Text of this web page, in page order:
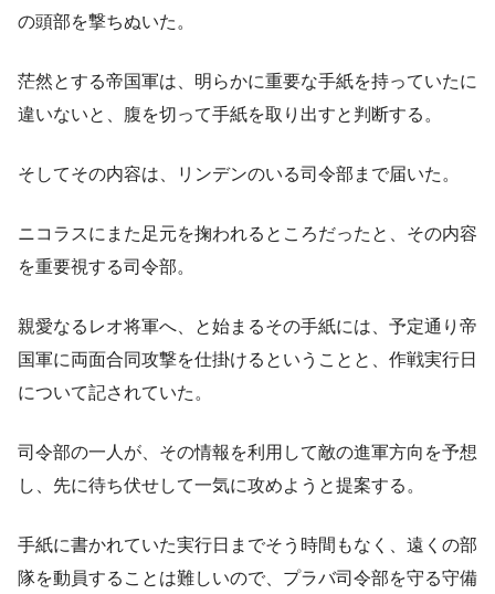
の頭部を撃ちぬいた。
茫然とする帝国軍は、明らかに重要な手紙を持っていたに
違いないと、腹を切って手紙を取り出すと判断する。
そしてその内容は、リンデンのいる司令部まで届いた。
ニコラスにまた足元を掬われるところだったと、その内容
を重要視する司令部。
親愛なるレオ将軍へ、と始まるその手紙には、予定通り帝
国軍に両面合同攻撃を仕掛けるということと、作戦実行日
について記されていた。
司令部の一人が、その情報を利用して敵の進軍方向を予想
し、先に待ち伏せして一気に攻めようと提案する。
手紙に書かれていた実行日までそう時間もなく、遠くの部
隊を動員することは難しいので、プラバ司令部を守る守備